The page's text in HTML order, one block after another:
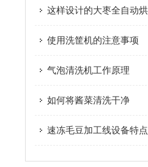
使用洗筐机的注意事项
气泡清洗机工作原理
如何将酱菜清洗干净
速冻毛豆加工线设备特点